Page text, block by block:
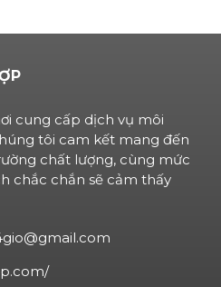
cung cấp dịch vụ môi
tôi cam kết mang đến
chất lượng, cùng mức
chắc chắn sẽ cảm thấy